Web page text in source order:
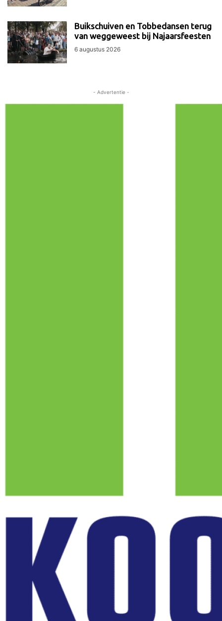
Buikschuiven en Tobbedansen terug
van weggeweest bij Najaarsfeesten
6 augustus 2026
- Advertentie -